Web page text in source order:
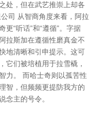
处，但在武艺推崇上却各
司 从智商角度来看，阿拉
“听话”和“遵循”。字据
拉斯加在遵循性磨真金不
地清晰和引申提示。这可
它们被培植用于拉雪橇，
力。 而哈士奇则以孤苦性
智，但频频更提防我方的
念主的号令。